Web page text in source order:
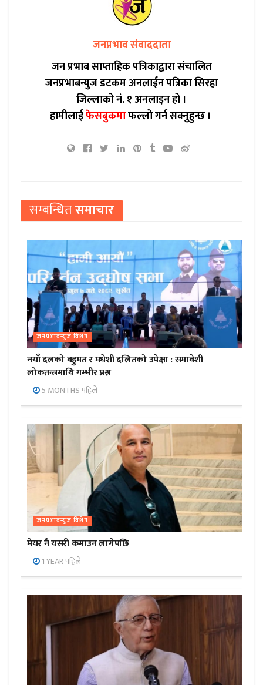
जनप्रभाव संवाददाता
जन प्रभाब साप्ताहिक पत्रिकाद्वारा संचालित
जनप्रभाबन्युज डटकम अनलाईन पत्रिका सिरहा
जिल्लाको नं. १ अनलाइन हो ।
हामीलाईफेसबुकमाफल्लो गर्न सक्नुहुन्छ ।
सम्बन्धितसमाचार
जनप्रभाबन्युज विशेष
नयाँ दलको बहुमत र मधेशी दलितको उपेक्षा : समावेशी
लोकतन्त्रमाथि गम्भीर प्रश्न
5 MONTHS पहिले
जनप्रभाबन्युज विशेष
मेयर नै यसरी कमाउन लागेपछि
1 YEAR पहिले